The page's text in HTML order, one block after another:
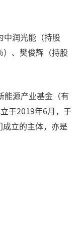
中润光能（持股
、樊俊辉（持股
能源产业基金（有
于2019年6月，于
立的主体，亦是